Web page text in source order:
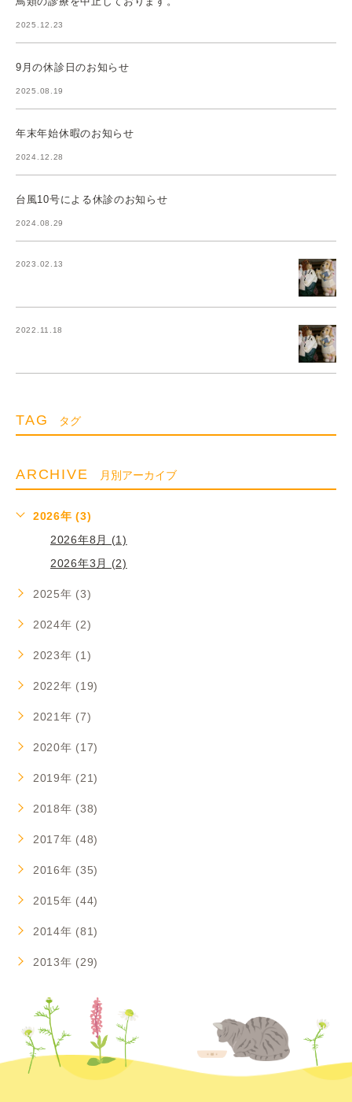
2025.12.23
9月の休診日のお知らせ
2025.08.19
年末年始休暇のお知らせ
2024.12.28
台風10号による休診のお知らせ
2024.08.29
2023.02.13
2022.11.18
TAG タグ
ARCHIVE 月別アーカイブ
2026年 (3)
2026年8月 (1)
2026年3月 (2)
2025年 (3)
2024年 (2)
2023年 (1)
2022年 (19)
2021年 (7)
2020年 (17)
2019年 (21)
2018年 (38)
2017年 (48)
2016年 (35)
2015年 (44)
2014年 (81)
2013年 (29)